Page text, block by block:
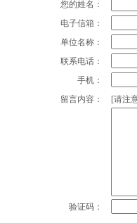
您的姓名：
电子信箱：
单位名称：
联系电话：
手机：
留言内容：
[请注
验证码：